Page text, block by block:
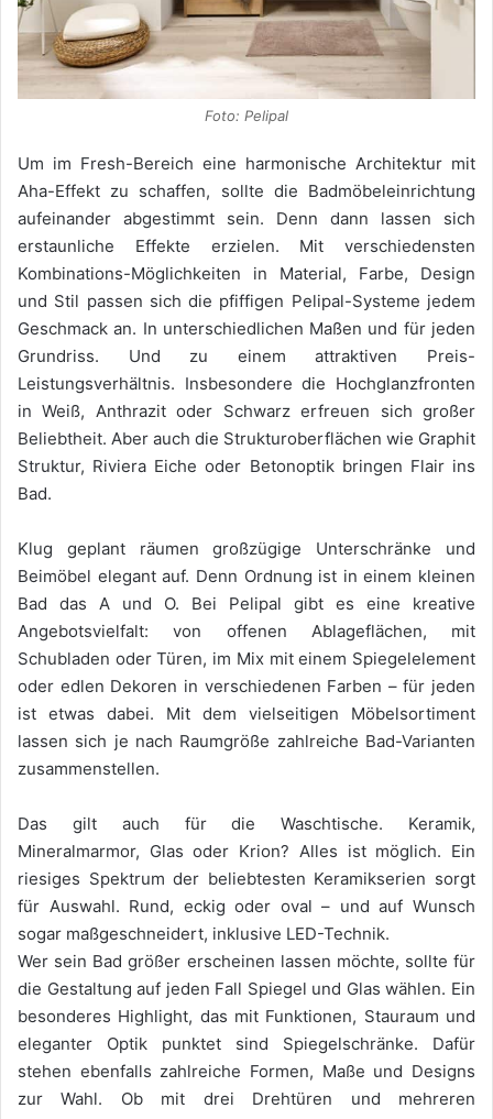
Foto: Pelipal
Um im Fresh-Bereich eine harmonische Architektur mit
Aha-Effekt zu schaffen, sollte die Badmöbeleinrichtung
aufeinander abgestimmt sein. Denn dann lassen sich
erstaunliche Effekte erzielen. Mit verschiedensten
Kombinations-Möglichkeiten in Material, Farbe, Design
und Stil passen sich die pfiffigen Pelipal-Systeme jedem
Geschmack an. In unterschiedlichen Maßen und für jeden
Grundriss. Und zu einem attraktiven Preis-
Leistungsverhältnis. Insbesondere die Hochglanzfronten
in Weiß, Anthrazit oder Schwarz erfreuen sich großer
Beliebtheit. Aber auch die Strukturoberflächen wie Graphit
Struktur, Riviera Eiche oder Betonoptik bringen Flair ins
Bad.
Klug geplant räumen großzügige Unterschränke und
Beimöbel elegant auf. Denn Ordnung ist in einem kleinen
Bad das A und O. Bei Pelipal gibt es eine kreative
Angebotsvielfalt: von offenen Ablageflächen, mit
Schubladen oder Türen, im Mix mit einem Spiegelelement
oder edlen Dekoren in verschiedenen Farben – für jeden
ist etwas dabei. Mit dem vielseitigen Möbelsortiment
lassen sich je nach Raumgröße zahlreiche Bad-Varianten
zusammenstellen.
Das gilt auch für die Waschtische. Keramik,
Mineralmarmor, Glas oder Krion? Alles ist möglich. Ein
riesiges Spektrum der beliebtesten Keramikserien sorgt
für Auswahl. Rund, eckig oder oval – und auf Wunsch
sogar maßgeschneidert, inklusive LED-Technik.
Wer sein Bad größer erscheinen lassen möchte, sollte für
die Gestaltung auf jeden Fall Spiegel und Glas wählen. Ein
besonderes Highlight, das mit Funktionen, Stauraum und
eleganter Optik punktet sind Spiegelschränke. Dafür
stehen ebenfalls zahlreiche Formen, Maße und Designs
zur Wahl. Ob mit drei Drehtüren und mehreren